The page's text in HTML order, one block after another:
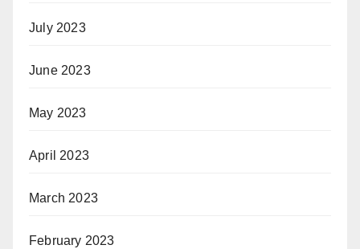
July 2023
June 2023
May 2023
April 2023
March 2023
February 2023